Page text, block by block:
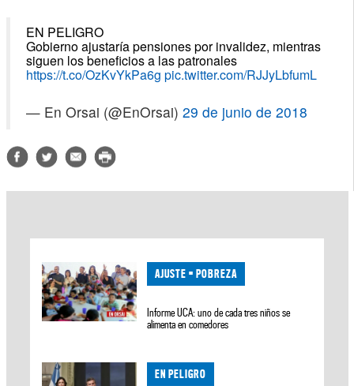
EN PELIGRO
Gobierno ajustaría pensiones por invalidez, mientras
siguen los beneficios a las patronales
https://t.co/OzKvYkPa6g pic.twitter.com/RJJyLbfumL
— En Orsai (@EnOrsai) 29 de junio de 2018
AJUSTE = POBREZA
Informe UCA: uno de cada tres niños se
alimenta en comedores
EN PELIGRO